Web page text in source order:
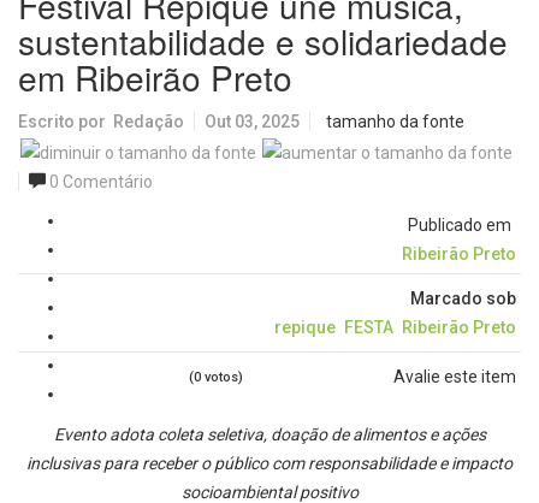
sustentabilidade e solidariedade
em Ribeirão Preto
Escrito por Redação Out 03, 2025 tamanho da fonte
0 Comentário
Publicado em
Ribeirão Preto
Marcado sob
repique FESTA Ribeirão Preto
Avalie este item
(0 votos)
Evento adota coleta seletiva, doação de alimentos e ações
inclusivas para receber o público com responsabilidade e impacto
socioambiental positivo